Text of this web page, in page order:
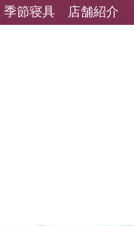
季節寝具 店舗紹介